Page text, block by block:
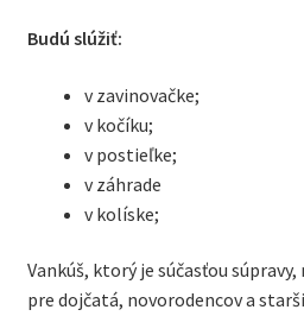
Budú slúžiť:
v zavinovačke;
v kočíku;
v postieľke;
v záhrade
v kolíske;
Vankúš, ktorý je súčasťou
pre dojčatá, novorodencov a